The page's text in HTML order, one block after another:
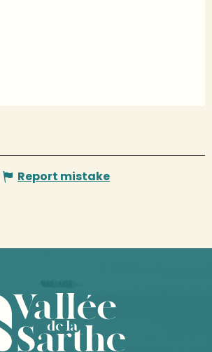
Report mistake